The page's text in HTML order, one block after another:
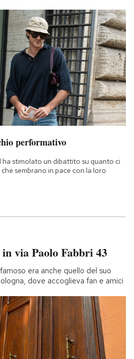
performativo
stimolato un dibattito su quanto ci
sembrano in pace con la loro
via Paolo Fabbri 43
era anche quello del suo
dove accoglieva fan e amici